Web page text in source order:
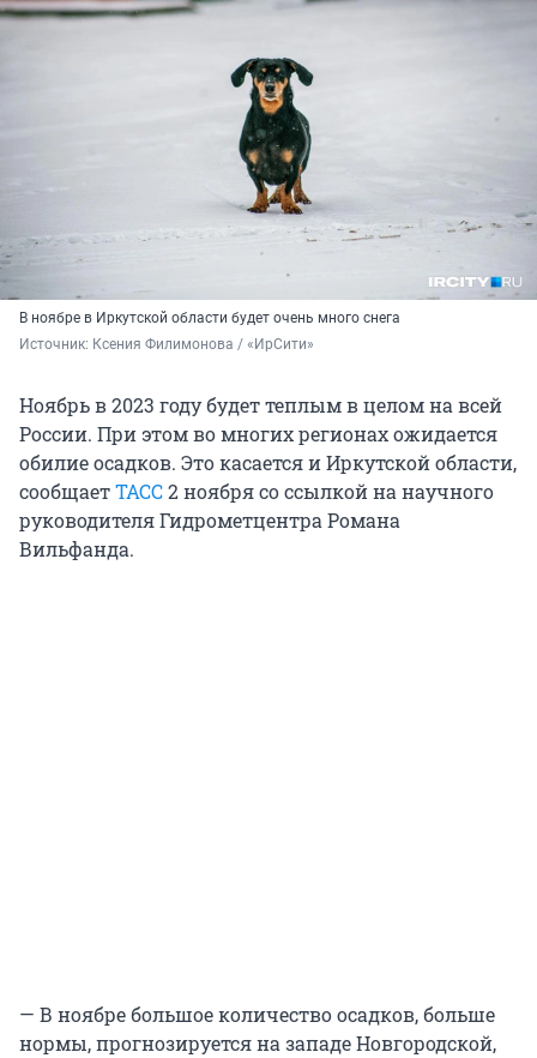
В ноябре в Иркутской области будет очень много снега
Источник: Ксения Филимонова / «ИрСити»
Ноябрь в 2023 году будет теплым в целом на всей
России. При этом во многих регионах ожидается
обилие осадков. Это касается и Иркутской области,
сообщаетТАСС2 ноября со ссылкой на научного
руководителя Гидрометцентра Романа
Вильфанда.
— В ноябре большое количество осадков, больше
нормы, прогнозируется на западе Новгородской,